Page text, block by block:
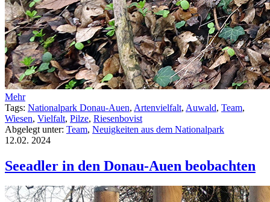
Mehr
Tags: Nationalpark Donau-Auen, Artenvielfalt, Auwald, Team,
Wiesen, Vielfalt, Pilze, Riesenbovist
Abgelegt unter: Team, Neuigkeiten aus dem Nationalpark
12.02. 2024
Seeadler in den Donau-Auen beobachten